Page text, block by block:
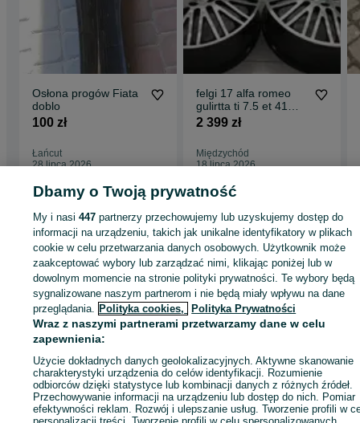
Osłona progów Fiata
doblo
100 zł
Łańcut
28 lipca 2026
felgi 17 alfa romeo
gulirtta ti 7.5 et 41
idealne
2 399 zł
Międzychód
18 lipca 2026
Strona główna Motoryzacja Części samochodowe
Dostawcze i Ciężarowe
Dostawcze i Ciężarowe - Małopolskie
Dostawcze i Ciężarowe - Bochnia
KATEGORIA
ID: 595828771 Wyświetlenia:
Zadzwoń / SMS Wyślij wiadomość
Dbamy o Twoją prywatność
My i nasi447 partnerzy przechowujemy lub uzyskujemy dostęp do
informacji na urządzeniu, takich jak unikalne identyfikatory w plikach
cookie w celu przetwarzania danych osobowych. Użytkownik może
zaakceptować wybory lub zarządzać nimi, klikając poniżej lub w
dowolnym momencie na stronie polityki prywatności. Te wybory będą
sygnalizowane naszym partnerom i nie będą miały wpływu na dane
przeglądania. Polityka cookies, Polityka Prywatności
Wraz z naszymi partnerami przetwarzamy dane w celu
zapewnienia:
Użycie dokładnych danych geolokalizacyjnych. Aktywne skanowanie
charakterystyki urządzenia do celów identyfikacji. Rozumienie
odbiorców dzięki statystyce lub kombinacji danych z różnych źródeł.
Przechowywanie informacji na urządzeniu lub dostęp do nich. Pomiar
efektywności reklam. Rozwój i ulepszanie usług. Tworzenie profili w